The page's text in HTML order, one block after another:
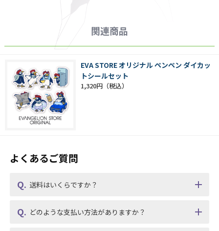
関連商品
EVA STORE オリジナル ペンペン ダイカッ
トシールセット
1,320円
よくあるご質問
送料はいくらですか？
どのような支払い方法がありますか？